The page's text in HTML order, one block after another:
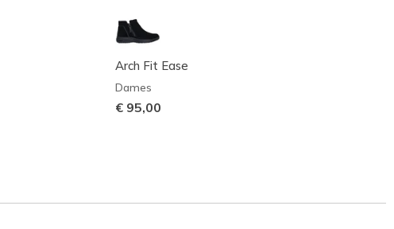
Arch Fit Ease
Dames
€ 95,00